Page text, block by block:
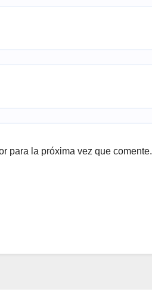
para la próxima vez que comente.